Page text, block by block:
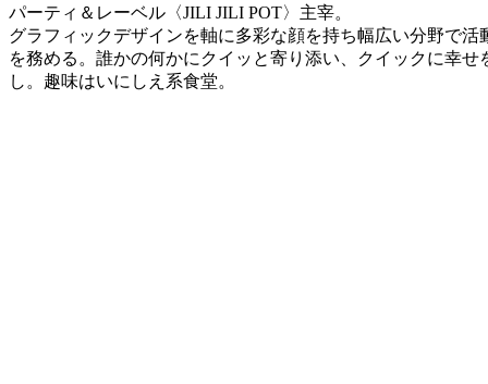
パーティ＆レーベル〈JILI JILI POT〉主宰。
グラフィックデザインを軸に多彩な顔を持ち幅広い分野で
を務める。誰かの何かにクイッと寄り添い、クイックに幸
し。趣味はいにしえ系食堂。